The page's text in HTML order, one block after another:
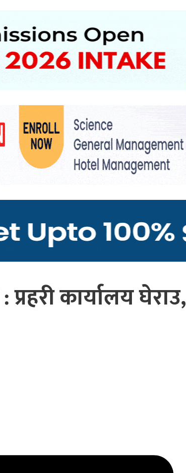
प्रहरी कार्यालय घेराउ,